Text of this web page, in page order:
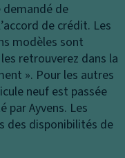
de
de crédit. Les
modèles sont
retrouverez dans la
». Pour les autres
neuf est passée
par Ayvens. Les
des disponibilités de